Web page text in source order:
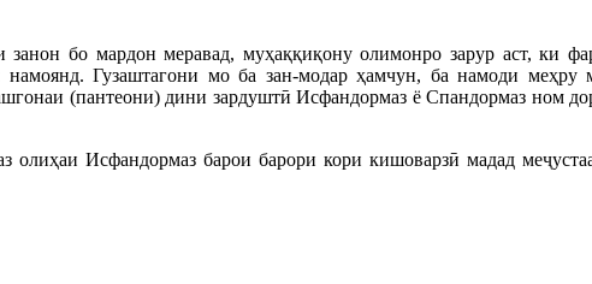
бо мардон меравад, муҳаққиқону олимонро зарур аст, ки
Гузаштагони мо ба зан-модар ҳамчун, ба намоди
(пантеони) дини зардуштӣ Исфандормаз ё Спандормаз ном
олиҳаи Исфандормаз барои барори кори кишоварзӣ мадад